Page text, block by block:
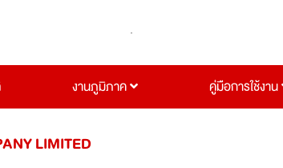
งานภูมิภาค คู่มือการใช้งาน
LIMITED